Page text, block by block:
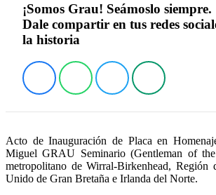
¡Somos Grau! Seámoslo siempre.
Dale compartir en tus redes
la historia
Acto de Inauguración de Placa en
Miguel GRAU Seminario (Gentleman of
metropolitano de Wirral-Birkenhead, Región
Unido de Gran Bretaña e Irlanda del Norte.